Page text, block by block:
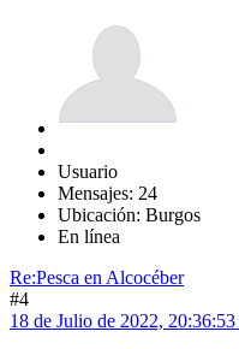
Usuario
Mensajes: 24
Ubicación: Burgos
En línea
Re:Pesca en Alcocéber
#4
18 de Julio de 2022,